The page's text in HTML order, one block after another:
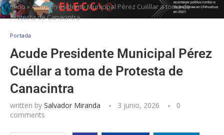
Inicio»Acude Presidente Municipal Pérez Cuéllar a toma de
Protesta de Canacintra
Portada
Acude Presidente Municipal Pérez
Cuéllar a toma de Protesta de
Canacintra
written by Salvador Miranda 3 junio, 2026
0
comments